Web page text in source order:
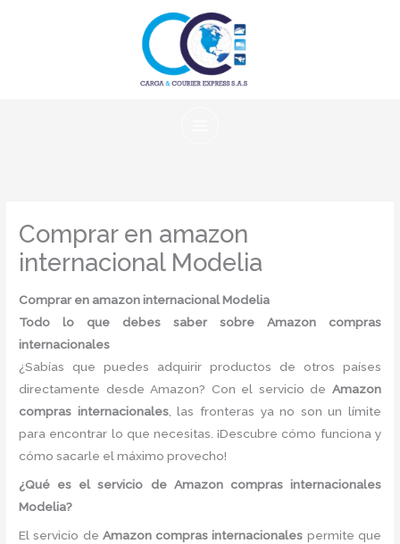
Comprar en amazon
internacional Modelia
Comprar en amazon internacional Modelia
Todo lo que debes saber sobre Amazon compras
internacionales
¿Sabías que puedes adquirir productos de otros países
directamente desde Amazon? Con el servicio de Amazon
compras internacionales, las fronteras ya no son un límite
para encontrar lo que necesitas. ¡Descubre cómo funciona y
cómo sacarle el máximo provecho!
¿Qué es el servicio de Amazon compras internacionales
Modelia?
El servicio de Amazon compras internacionales permite que